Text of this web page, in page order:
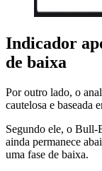
Indicador
de baixa
Por outro lado, o
cautelosa e baseada
Segundo ele, o
ainda permanece
uma fase de baixa.